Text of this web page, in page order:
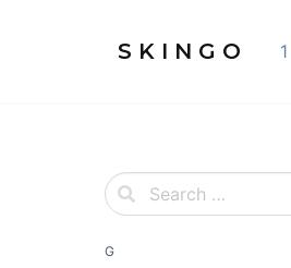
S K I N G O 1
G